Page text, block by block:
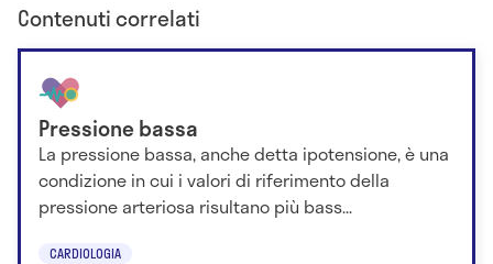
Contenuti correlati
Pressione bassa
La pressione bassa, anche detta ipotensione, è una
condizione in cui i valori di riferimento della
pressione arteriosa risultano più bass...
CARDIOLOGIA